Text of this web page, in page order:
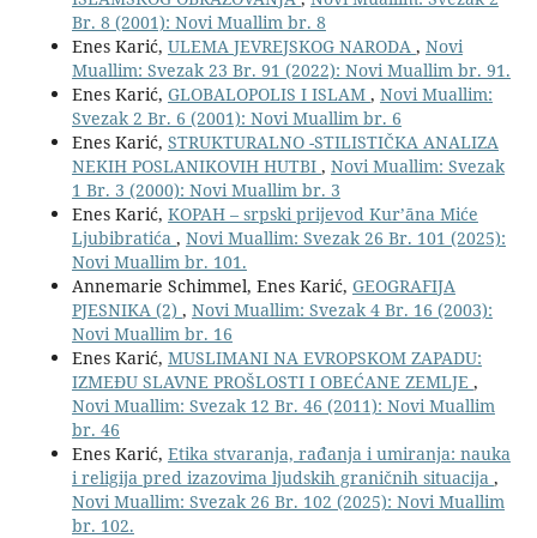
Br. 8 (2001): Novi Muallim br. 8
Enes Karić, ULEMA JEVREJSKOG NARODA , Novi
Muallim: Svezak 23 Br. 91 (2022): Novi Muallim br. 91.
Enes Karić, GLOBALOPOLIS I ISLAM , Novi Muallim:
Svezak 2 Br. 6 (2001): Novi Muallim br. 6
Enes Karić, STRUKTURALNO -STILISTIČKA ANALIZA
NEKIH POSLANIKOVIH HUTBI , Novi Muallim: Svezak
1 Br. 3 (2000): Novi Muallim br. 3
Enes Karić, KOPAH – srpski prijevod Kurʼāna Miće
Ljubibratića , Novi Muallim: Svezak 26 Br. 101 (2025):
Novi Muallim br. 101.
Annemarie Schimmel, Enes Karić, GEOGRAFIJA
PJESNIKA (2) , Novi Muallim: Svezak 4 Br. 16 (2003):
Novi Muallim br. 16
Enes Karić, MUSLIMANI NA EVROPSKOM ZAPADU:
IZMEĐU SLAVNE PROŠLOSTI I OBEĆANE ZEMLJE ,
Novi Muallim: Svezak 12 Br. 46 (2011): Novi Muallim
br. 46
Enes Karić, Etika stvaranja, rađanja i umiranja: nauka
i religija pred izazovima ljudskih graničnih situacija ,
Novi Muallim: Svezak 26 Br. 102 (2025): Novi Muallim
br. 102.